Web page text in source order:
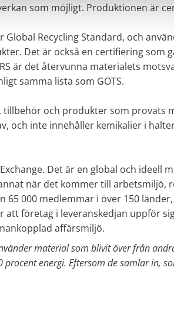
som möjligt. Produktionen är
Recycling Standard, och
Det är också en certifiering som
är det återvunna materialets
samma lista som GOTS.
tillbehör och produkter som provats
inte innehåller kemikalier i
Det är en global och
när det kommer till
000 medlemmar i över 150
företag i leveranskedjan uppför
affärsmiljö.
material som blivit över från
energi. Eftersom de samlar in,